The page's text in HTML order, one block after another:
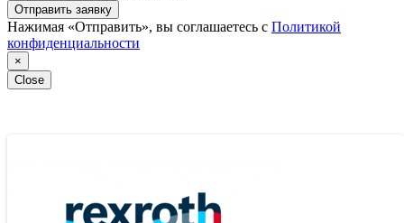
Отправить заявку
Нажимая «Отправить», вы соглашаетесь с Политикой
конфиденциальности
×
Close